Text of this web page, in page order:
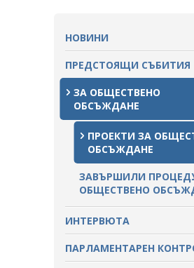
НОВИНИ
ПРЕДСТОЯЩИ СЪБИТИЯ
ЗА ОБЩЕСТВЕНО
ОБСЪЖДАНЕ
ПРОЕКТИ ЗА
ОБСЪЖДАНЕ
ЗАВЪРШИЛИ
ОБЩЕСТВЕНО
ИНТЕРВЮТА
ПАРЛАМЕНТАРЕН